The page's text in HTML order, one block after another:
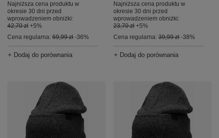
Najniższa cena produktu w
okresie 30 dni przed
wprowadzeniem obniżki:
42,70 zł +5%
Cena regularna: 69,99 zł -36%
+ Dodaj do porównania
Najniższa cena produktu w
okresie 30 dni przed
wprowadzeniem obniżki:
23,70 zł +5%
Cena regularna: 39,99 zł -38%
+ Dodaj do porównania